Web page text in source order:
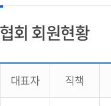
회 회원현황
대표자 직책